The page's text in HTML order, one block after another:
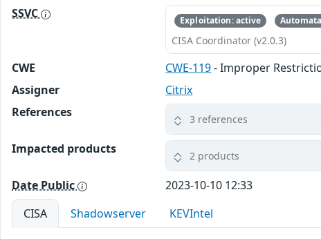
SSVC Exploitation: active
CISA Coordinator (v2.0.3)
CWE CWE-119- Improper
Assigner
Citrix
References
3 references
Impacted products 2 products
Date Public
2023-10-10 12:33
CISA
Shadowserver KEVIntel